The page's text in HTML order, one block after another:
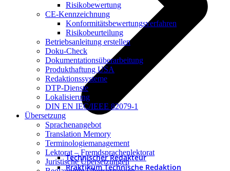
Technischer Redakteur
Praktikum Technische Redaktion
Risikobewertung
CE-Kennzeichnung
Konformitätsbewertungsverfahren
Risikobeurteilung
Betriebsanleitung erstellen
Doku-Check
Dokumentationsüberarbeitung
Produkthaftung USA
Redaktionssysteme
DTP-Dienste
Lokalisierung
DIN EN IEC/IEEE 82079-1
Übersetzung
Sprachenangebot
Translation Memory
Terminologiemanagement
Lektorat – Fremdsprachenlektorat
Juristische Übersetzungen